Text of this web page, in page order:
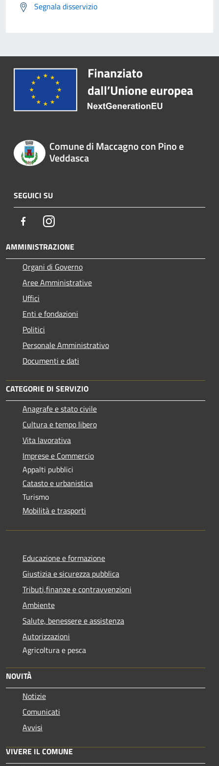
Segnala disservizio
Comune di Maccagno con Pino e
Veddasca
SEGUICI SU
FacebookInstagram
AMMINISTRAZIONE
Organi di Governo
Aree Amministrative
Uffici
Enti e fondazioni
Politici
Personale Amministrativo
Documenti e dati
CATEGORIE DI SERVIZIO
Anagrafe e stato civile
Cultura e tempo libero
Vita lavorativa
Imprese e Commercio
Appalti pubblici
Catasto e urbanistica
Turismo
Mobilità e trasporti
Educazione e formazione
Giustizia e sicurezza pubblica
Tributi,finanze e contravvenzioni
Ambiente
Salute, benessere e assistenza
Autorizzazioni
Agricoltura e pesca
NOVITÀ
Notizie
Comunicati
Avvisi
VIVERE IL COMUNE